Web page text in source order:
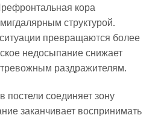
кора
структурой.
превращаются более
недосыпание снижает
раздражителям.
постели соединяет зону
заканчивает воспринимать